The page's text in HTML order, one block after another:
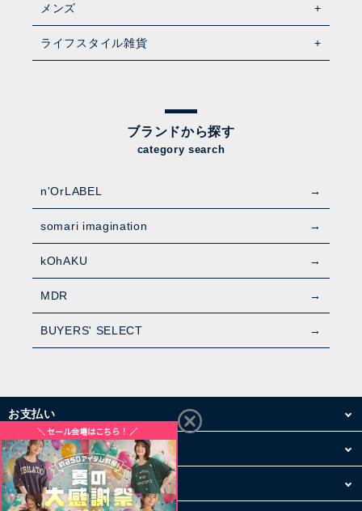
メンズ
ライフスタイル雑貨
ブランドから探す
category search
n'OrLABEL
somari imagination
kOhAKU
MDR
BUYERS' SELECT
お支払い
配送・送料
お買い物について